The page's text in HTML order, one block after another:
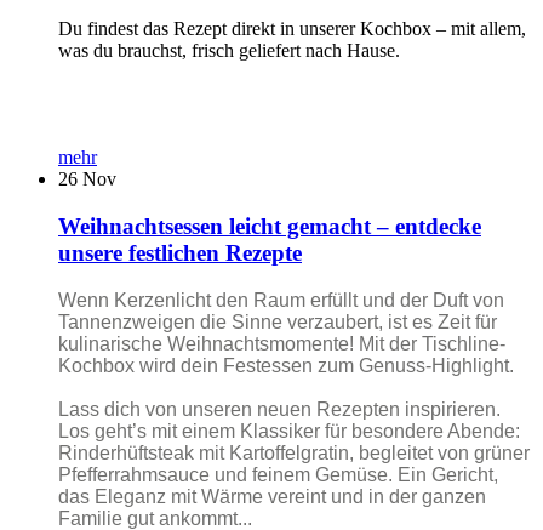
Du findest das Rezept direkt in unserer Kochbox – mit allem,
was du brauchst, frisch geliefert nach Hause.
mehr
26 Nov
Weihnachtsessen leicht gemacht – entdecke
unsere festlichen Rezepte
Wenn Kerzenlicht den Raum erfüllt und der Duft von
Tannenzweigen die Sinne verzaubert, ist es Zeit für
kulinarische Weihnachtsmomente! Mit der Tischline-
Kochbox wird dein Festessen zum Genuss-Highlight.
Lass dich von unseren neuen Rezepten inspirieren.
Los geht’s mit einem Klassiker für besondere Abende:
Rinderhüftsteak mit Kartoffelgratin, begleitet von grüner
Pfefferrahmsauce und feinem Gemüse. Ein Gericht,
das Eleganz mit Wärme vereint und in der ganzen
Familie gut ankommt...